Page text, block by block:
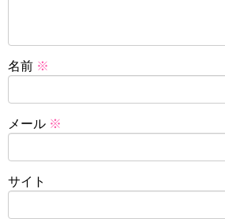
名前 ※
メール ※
サイト